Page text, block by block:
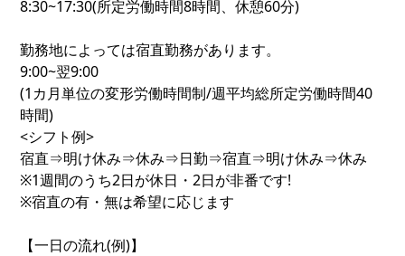
8:30~17:30(所定労働時間8時間、休憩60分)
勤務地によっては宿直勤務があります。
9:00~翌9:00
(1カ月単位の変形労働時間制/週平均総所定労働時間40
時間)
<シフト例>
宿直⇒明け休み⇒休み⇒日勤⇒宿直⇒明け休み⇒休み
※1週間のうち2日が休日・2日が非番です!
※宿直の有・無は希望に応じます
【一日の流れ(例)】